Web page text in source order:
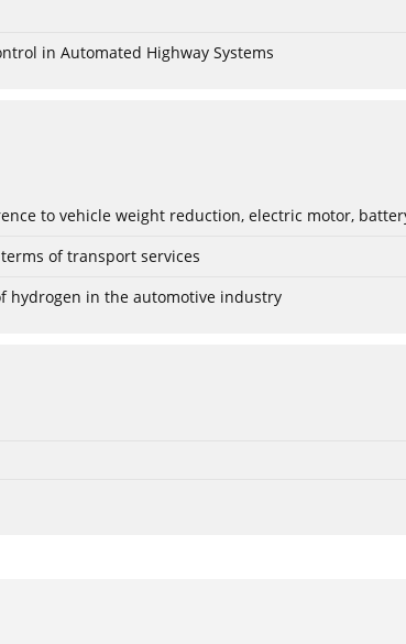
in Automated Highway Systems
to vehicle weight reduction, electric motor,
of transport services
hydrogen in the automotive industry